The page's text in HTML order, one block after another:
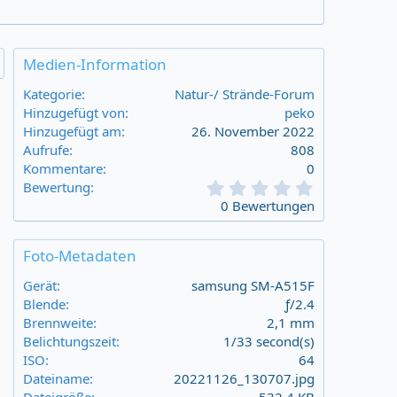
Medien-Information
Kategorie
Natur-/ Strände-Forum
Hinzugefügt von
peko
Hinzugefügt am
26. November 2022
Aufrufe
808
Kommentare
0
Bewertung
0
0
a
0 Bewertungen
Foto-Metadaten
Gerät
samsung SM-A515F
Blende
ƒ/2.4
Brennweite
2,1 mm
Belichtungszeit
1/33 second(s)
ISO
64
Dateiname
20221126_130707.jpg